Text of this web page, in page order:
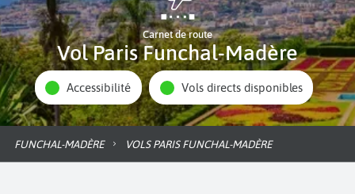
Carnet de route
Vol Paris Funchal-Madère
Accessibilité Vols directs disponibles
FUNCHAL-MADÈRE VOLS PARIS FUNCHAL-MADÈRE